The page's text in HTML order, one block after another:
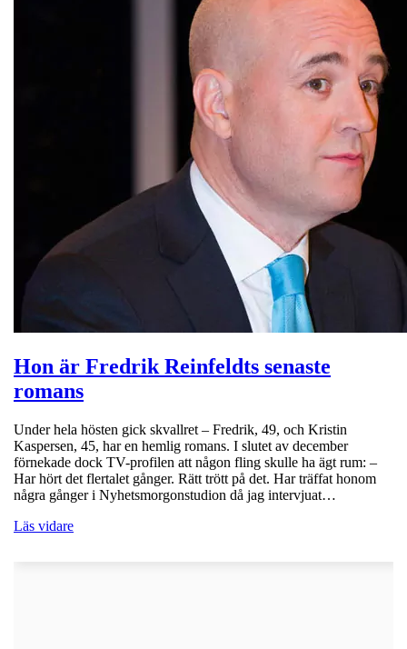
Hon är Fredrik Reinfeldts senaste
romans
Under hela hösten gick skvallret – Fredrik, 49, och Kristin
Kaspersen, 45, har en hemlig romans. I slutet av december
förnekade dock TV-profilen att någon fling skulle ha ägt rum: –
Har hört det flertalet gånger. Rätt trött på det. Har träffat honom
några gånger i Nyhetsmorgonstudion då jag intervjuat…
Läs vidare